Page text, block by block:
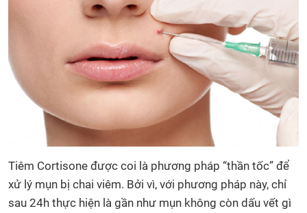
Tiêm Cortisone được coi là phương pháp “thần tốc” để
xử lý mụn bị chai viêm. Bởi vì, với phương pháp này, chỉ
sau 24h thực hiện là gần như mụn không còn dấu vết gì